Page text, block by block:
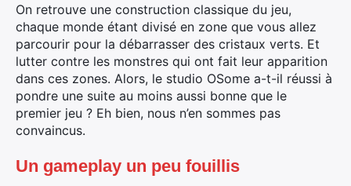
On retrouve une construction classique du jeu,
chaque monde étant divisé en zone que vous allez
parcourir pour la débarrasser des cristaux verts. Et
lutter contre les monstres qui ont fait leur apparition
dans ces zones. Alors, le studio OSome a-t-il réussi à
pondre une suite au moins aussi bonne que le
premier jeu ? Eh bien, nous n’en sommes pas
convaincus.
Un gameplay un peu fouillis